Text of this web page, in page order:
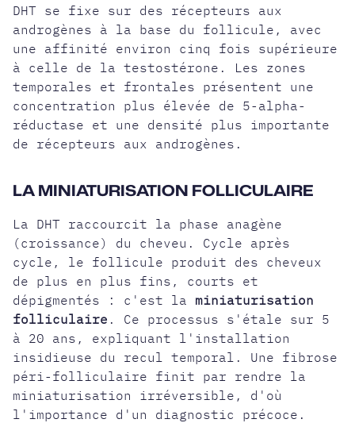
DHT se fixe sur des récepteurs aux
androgènes à la base du follicule, avec
une affinité environ cinq fois supérieure
à celle de la testostérone. Les zones
temporales et frontales présentent une
concentration plus élevée de 5-alpha-
réductase et une densité plus importante
de récepteurs aux androgènes.
LA MINIATURISATION FOLLICULAIRE
La DHT raccourcit la phase anagène
(croissance) du cheveu. Cycle après
cycle, le follicule produit des cheveux
de plus en plus fins, courts et
dépigmentés : c'est la miniaturisation
folliculaire . Ce processus s'étale sur 5
à 20 ans, expliquant l'installation
insidieuse du recul temporal. Une fibrose
péri-folliculaire finit par rendre la
miniaturisation irréversible, d'où
l'importance d'un diagnostic précoce.